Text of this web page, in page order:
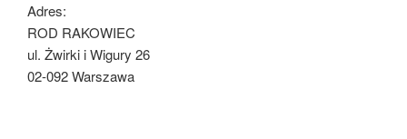
Adres:
ROD RAKOWIEC
ul. Żwirki i Wigury 26
02-092 Warszawa